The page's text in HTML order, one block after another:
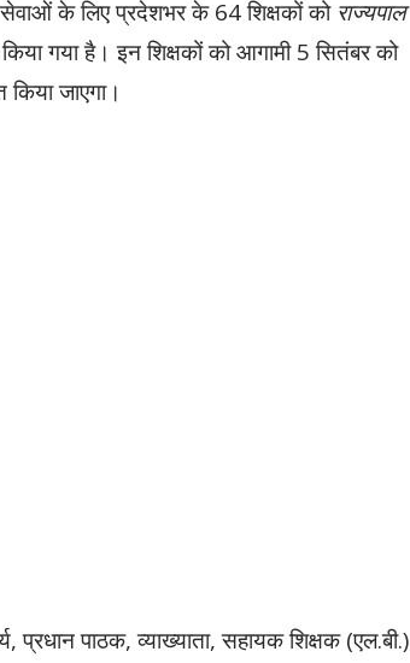
के लिए प्रदेशभर के 64 शिक्षकों को राज्यपाल
गया है। इन शिक्षकों को आगामी 5 सितंबर को
किया जाएगा।
प्रधान पाठक, व्याख्याता, सहायक शिक्षक (एल.बी.)